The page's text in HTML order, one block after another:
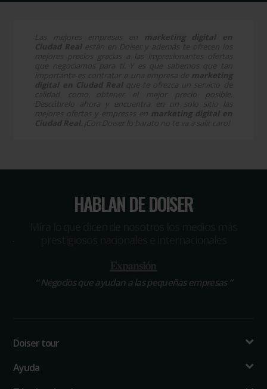
HABLAN DE DOISER
“Negocios que ayudan a las pequeñas empresas “
Doiser tour
Ayuda